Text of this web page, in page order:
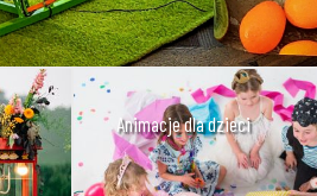
Animacje dla dzieci